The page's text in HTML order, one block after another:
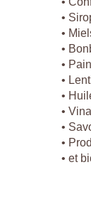
•
•
•
•
•
•
•
•
•
• et